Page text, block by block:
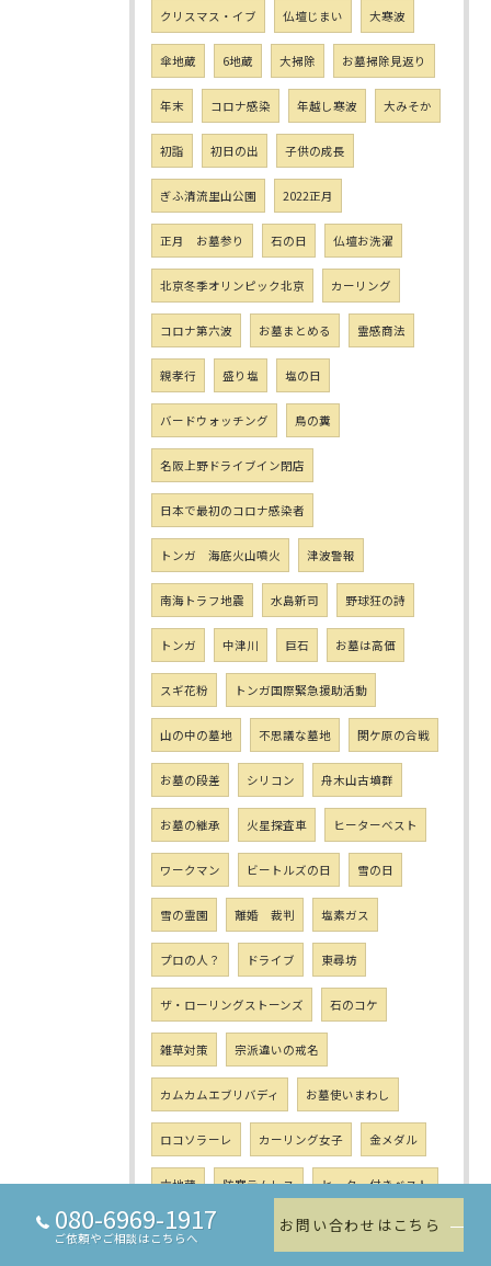
クリスマス・イブ 仏壇じまい 大寒波
傘地蔵 6地蔵 大掃除 お墓掃除見返り
年末 コロナ感染 年越し寒波 大みそか
初詣 初日の出 子供の成長
ぎふ清流里山公園 2022正月
正月 お墓参り 石の日 仏壇お洗濯
北京冬季オリンピック北京 カーリング
コロナ第六波 お墓まとめる 霊感商法
親孝行 盛り塩 塩の日
バードウォッチング 鳥の糞
名阪上野ドライブイン閉店
日本で最初のコロナ感染者
トンガ 海底火山噴火 津波警報
南海トラフ地震 水島新司 野球狂の詩
トンガ 中津川 巨石 お墓は高価
スギ花粉 トンガ国際緊急援助活動
山の中の墓地 不思議な墓地 関ケ原の合戦
お墓の段差 シリコン 舟木山古墳群
お墓の継承 火星探査車 ヒーターベスト
ワークマン ビートルズの日 雪の日
雪の霊園 離婚 裁判 塩素ガス
プロの人？ ドライブ 東尋坊
ザ・ローリングストーンズ 石のコケ
雑草対策 宗派違いの戒名
カムカムエブリバディ お墓使いまわし
ロコソラーレ カーリング女子 金メダル
六地蔵 防寒テムレス ヒーター付きベスト
猫の日 パトカーのサイレン
080-6969-1917
ご依頼やご相談はこちらへ
お問い合わせはこちら